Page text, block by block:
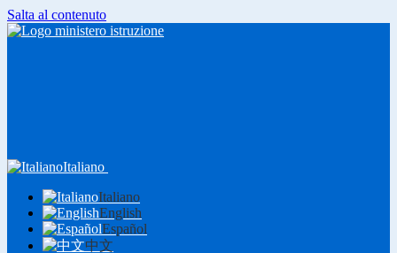
Salta al contenuto
Italiano
Italiano
English
Español
中文